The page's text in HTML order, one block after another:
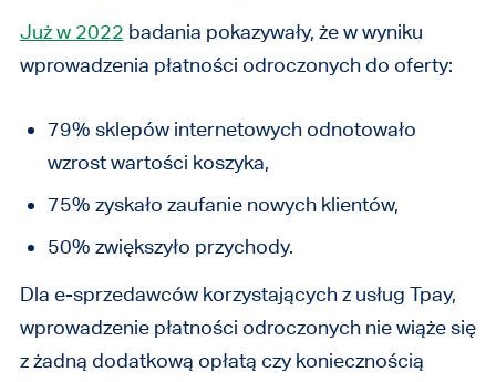
Już w 2022 badania pokazywały, że w wyniku
wprowadzenia płatności odroczonych do oferty:
79% sklepów internetowych odnotowało
wzrost wartości koszyka,
75% zyskało zaufanie nowych klientów,
50% zwiększyło przychody.
Dla e-sprzedawców korzystających z usług Tpay,
wprowadzenie płatności odroczonych nie wiąże się
z żadną dodatkową opłatą czy koniecznością